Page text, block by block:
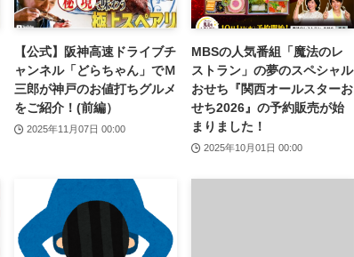
【公式】阪神高速ドライブチ
ャンネル「どらちゃん」でＭ
三郎が神戸のお値打ちグルメ
をご紹介！(前編）
2025年11月07日 00:00
MBSの人気番組「魔法のレ
ストラン」の夢のスペシャル
おせち『関西オールスターお
せち2026』の予約販売が始
まりました！
2025年10月01日 00:00